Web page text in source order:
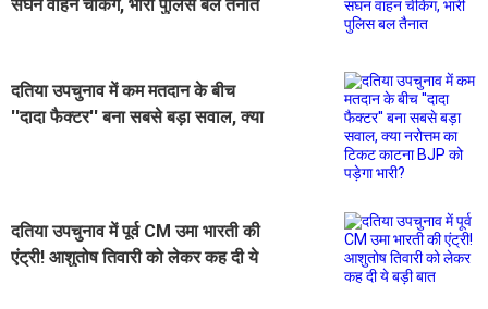
सघन वाहन चेकिंग, भारी पुलिस बल तैनात
दतिया उपचुनाव में कम मतदान के बीच
''दादा फैक्टर'' बना सबसे बड़ा सवाल, क्या
दतिया उपचुनाव में पूर्व CM उमा भारती की
एंट्री! आशुतोष तिवारी को लेकर कह दी ये